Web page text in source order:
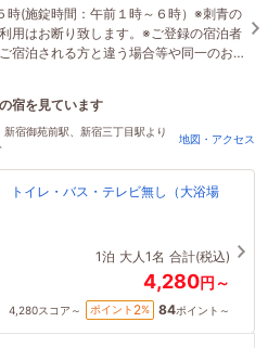
時(施錠時間：午前１時～６時）※刺青の
用はお断り致します。※ご登録の宿泊者
宿泊される方と違う場合等や同一のお
はキャンセル扱いとします。
宿を見ています
予約されました
宿御苑前駅、新宿三丁目駅より
地図・アクセス
レ・バス・テレビ無し（大浴場
1泊 大人1名 合計(税込)
4,280円～
4,280スコア～ ポイント 2% 84ポイント～